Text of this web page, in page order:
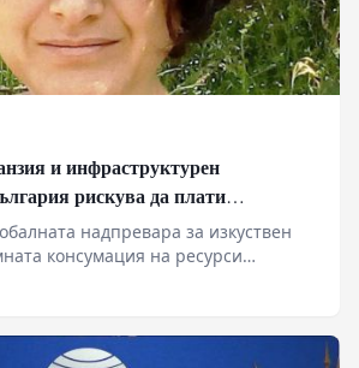
и инфраструктурен
рискува да плати
на Европа с
надпревара за изкуствен
консумация на ресурси
гиганти към Източна
се превръща в перфектната